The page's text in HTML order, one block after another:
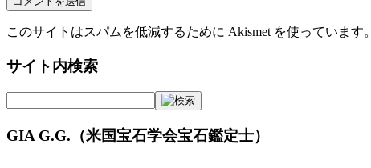
このサイトはスパムを低減するために Akismet を使っています。
サイト内検索
GIA G.G.（米国宝石学会宝石鑑定士）